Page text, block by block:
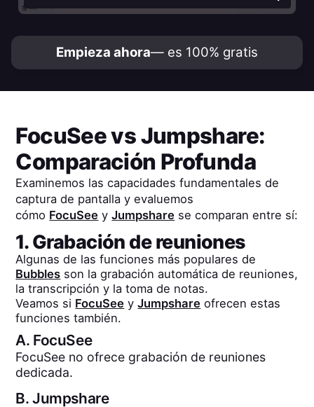
Empieza ahora— es 100% gratis
FocuSeevsJumpshare:
Comparación Profunda
Examinemos las capacidades fundamentales de
captura de pantalla y evaluemos
cómo FocuSee yJumpshare se comparan entre sí:
1. Grabación de reuniones
Algunas de las funciones más populares de
Bubbles son la grabación automática de reuniones,
la transcripción y la toma de notas.
Veamos si FocuSee yJumpshare ofrecen estas
funciones también.
A. FocuSee
FocuSee no ofrece grabación de reuniones
dedicada.
B.Jumpshare